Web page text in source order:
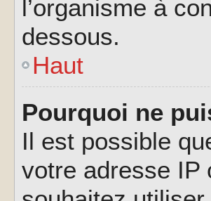
l’organisme à
dessous.
Haut
Pourquoi ne
Il est possible
votre adresse IP